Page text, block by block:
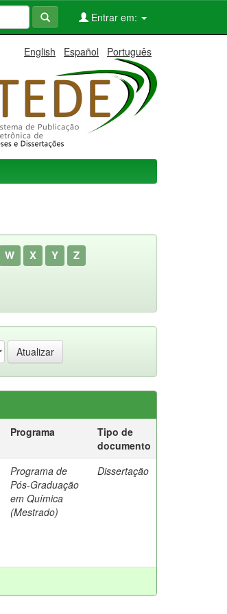
Entrar em:
English Español Português
W X Y Z
Programa
Tipo de
documento
Programa de
Pós-Graduação
em Química
(Mestrado)
Dissertação